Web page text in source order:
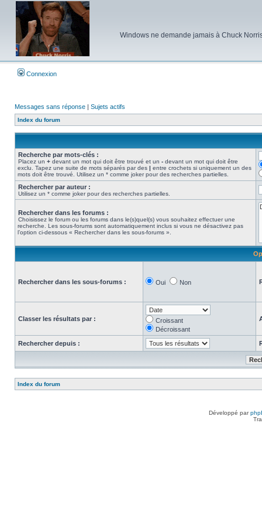
Windows ne demande jamais à Chuck
Connexion
Messages sans réponse | Sujets actifs
Index du forum
Recherche par mots-clés :
Placez un + devant un mot qui doit être trouvé et un - devant un mot qui doit être
exclu. Tapez une suite de mots séparés par des | entre crochets si uniquement un des
mots doit être trouvé. Utilisez un * comme joker pour des recherches partielles.
Rechercher par auteur :
Utilisez un * comme joker pour des recherches partielles.
Rechercher dans les forums :
Choisissez le forum ou les forums dans le(s)quel(s) vous souhaitez effectuer une
recherche. Les sous-forums sont automatiquement inclus si vous ne désactivez pas
l’option ci-dessous « Rechercher dans les sous-forums ».
Rechercher dans les sous-forums : Oui Non
Classer les résultats par :
Croissant
Décroissant
Rechercher depuis :
Index du forum
Développé par